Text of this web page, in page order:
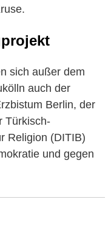
sich außer dem
auch der
Berlin, der
Türkisch-
Religion (DITIB)
und gegen